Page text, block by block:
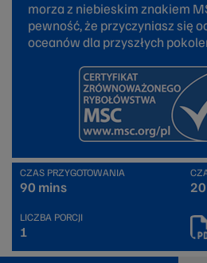
morza z niebieskim znakiem
pewność, że przyczyniasz się
oceanów dla przyszłych
CZAS PRZYGOTOWANIA
90 mins
LICZBA PORCJI
1